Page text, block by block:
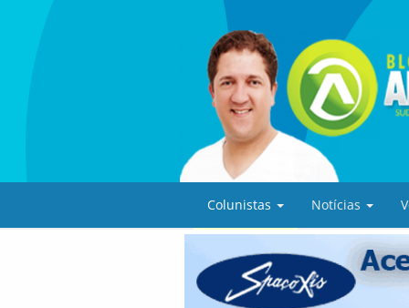
Colunistas Notícias